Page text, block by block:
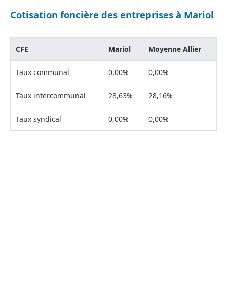
Cotisation foncière des entreprises à Mariol
CFE Mariol Moyenne Allier
Taux communal 0,00% 0,00%
Taux intercommunal 28,63% 28,16%
Taux syndical 0,00% 0,00%